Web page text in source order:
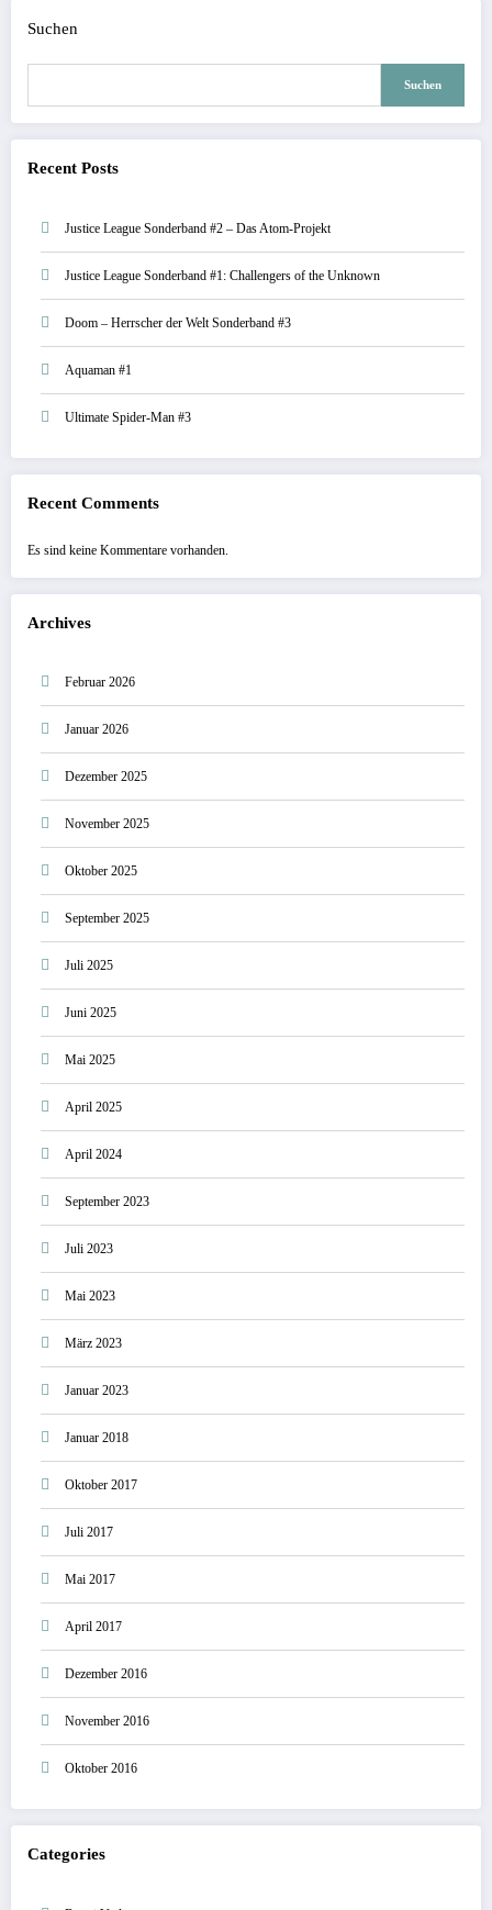
Suchen
Suchen
Recent Posts
Justice League Sonderband #2 – Das Atom-Projekt
Justice League Sonderband #1: Challengers of the Unknown
Doom – Herrscher der Welt Sonderband #3
Aquaman #1
Ultimate Spider-Man #3
Recent Comments
Es sind keine Kommentare vorhanden.
Archives
Februar 2026
Januar 2026
Dezember 2025
November 2025
Oktober 2025
September 2025
Juli 2025
Juni 2025
Mai 2025
April 2025
April 2024
September 2023
Juli 2023
Mai 2023
März 2023
Januar 2023
Januar 2018
Oktober 2017
Juli 2017
Mai 2017
April 2017
Dezember 2016
November 2016
Oktober 2016
Categories